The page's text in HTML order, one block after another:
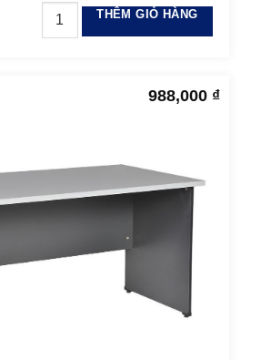
THÊM GIỎ HÀNG
988,000 ₫